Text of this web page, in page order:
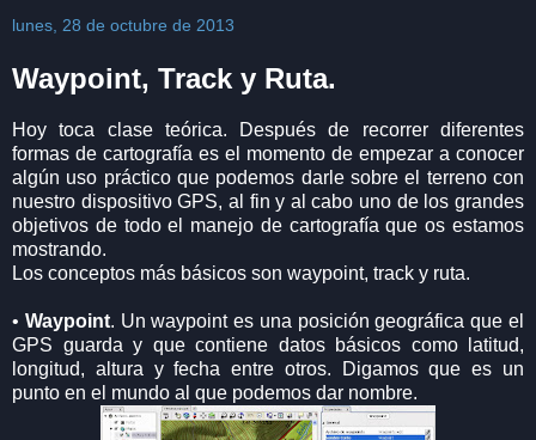
lunes, 28 de octubre de 2013
Waypoint, Track y Ruta.
Hoy toca clase teórica. Después de recorrer diferentes
formas de cartografía es el momento de empezar a conocer
algún uso práctico que podemos darle sobre el terreno con
nuestro dispositivo GPS, al fin y al cabo uno de los grandes
objetivos de todo el manejo de cartografía que os estamos
mostrando.
Los conceptos más básicos son waypoint, track y ruta.
• Waypoint. Un waypoint es una posición geográfica que el
GPS guarda y que contiene datos básicos como latitud,
longitud, altura y fecha entre otros. Digamos que es un
punto en el mundo al que podemos dar nombre.